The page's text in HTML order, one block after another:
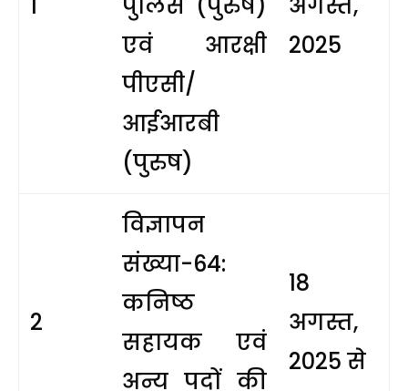
एवं आरक्षी
पीएसी/
आईआरबी
(पुरुष)
2025
2
विज्ञापन
संख्या-64:
कनिष्ठ
सहायक एवं
अन्य पदों की
18
अगस्त,
2025 से